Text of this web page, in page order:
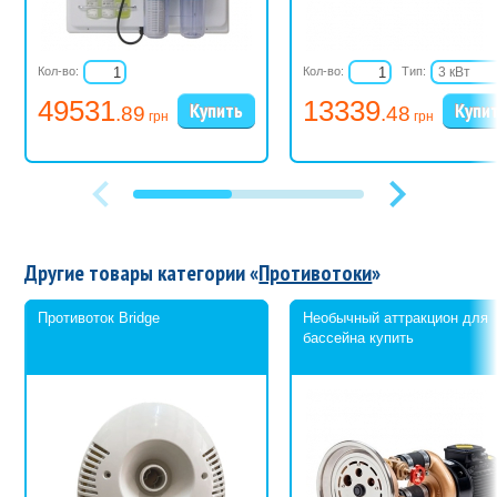
49531.89 грн
Кол-во:
13339.48 грн
Кол-во: Тип:
3 кВт
6 кВт
9 кВт
12 кВт
Другие товары категории «Противотоки»
Противоток Bridge
Необычный аттракцион для
бассейна купить